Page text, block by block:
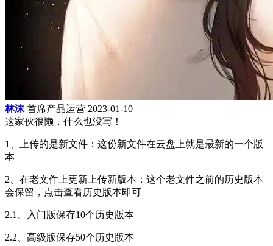
林沫 首席产品运营 2023-01-10
这家伙很懒，什么也没写！
1、上传的是新文件：这份新文件在云盘上就是最新的一个版
本
2、在老文件上更新上传新版本：这个老文件之前的历史版本
会保留，点击查看历史版本即可
2.1、入门版保存10个历史版本
2.2、高级版保存50个历史版本